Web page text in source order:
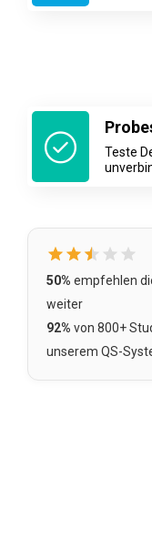
Teste
50% empfehlen
weiter
92% von 800+
unserem QS-